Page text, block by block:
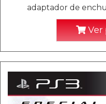
adaptador de
Ver